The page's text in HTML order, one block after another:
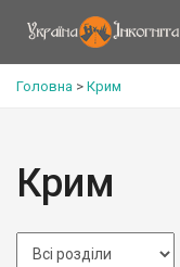
Головна > Крим
Крим